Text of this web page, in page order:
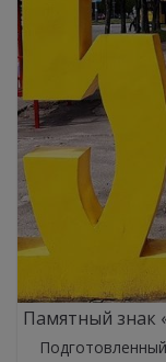
Памятный знак